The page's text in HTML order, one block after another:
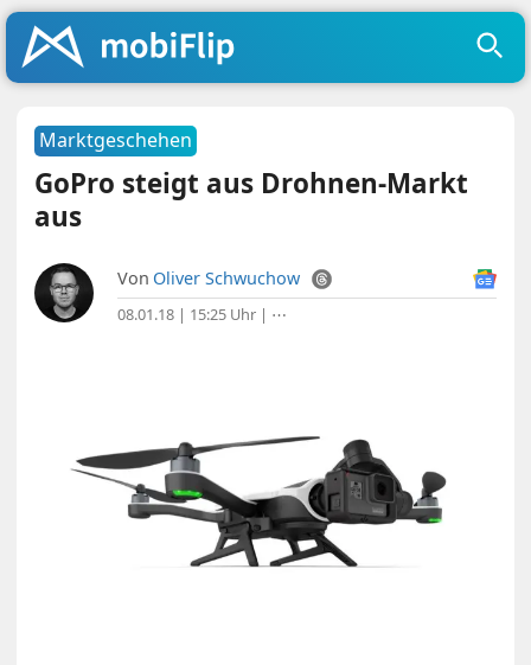
Marktgeschehen
GoPro steigt aus Drohnen-Markt
aus
Von Oliver Schwuchow
08.01.18 | 15:25 Uhr | ⋯